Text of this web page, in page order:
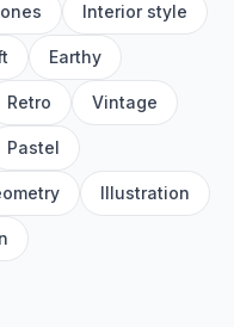
Interior style
Earthy
Retro Vintage
Pastel
Illustration